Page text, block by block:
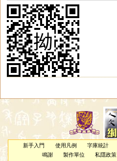
新手入門 使用凡例 字庫統計
鳴謝
製作單位 私隱政策